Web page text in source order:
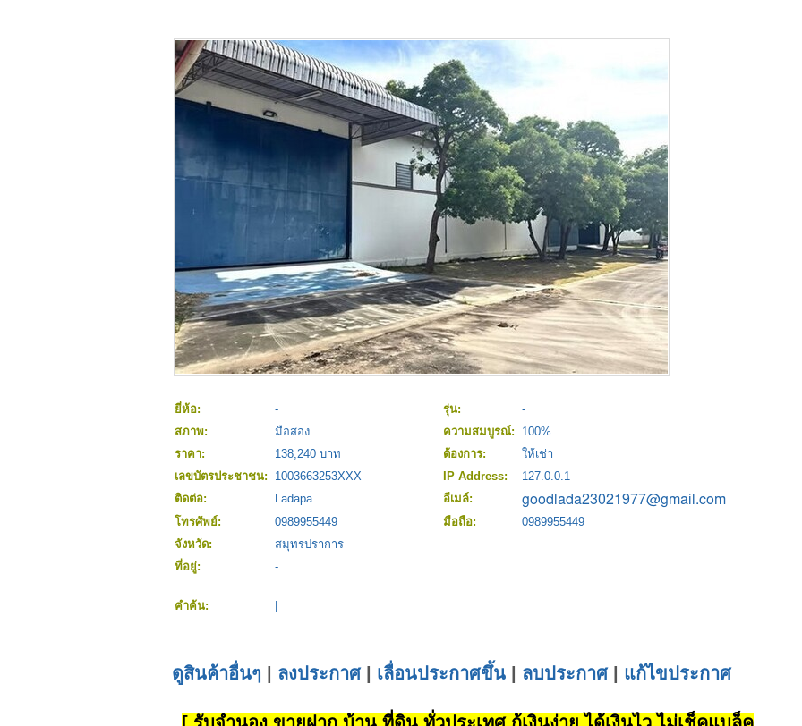
ยี่ห้อ: - รุ่น:
-
สภาพ:
มือสอง ความสมบูรณ์:
100%
ราคา:
138,240 บาท ต้องการ:
ให้เช่า
เลขบัตรประชาชน:
1003663253XXX IP Address:
127.0.0.1
ติดต่อ:
Ladapa
อีเมล์:
โทรศัพย์:
0989955449 มือถือ:
0989955449
จังหวัด:
สมุทรปราการ
ที่อยู่:
-
คำค้น:
ดูสินค้าอื่นๆ ลงประกาศ| เลื่อนประกาศขึ้น ลบประกาศ| แก้ไขประกาศ